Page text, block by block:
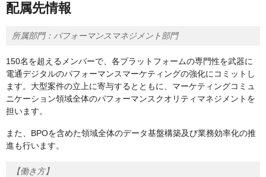
配属先情報
所属部門：パフォーマンスマネジメント部門
150名を超えるメンバーで、各プラットフォームの専門性を武器に
電通デジタルのパフォーマンスマーケティングの強化にコミットし
ます。大型案件の立上に寄与するとともに、マーケティングコミュ
ニケーション領域全体のパフォーマンスクオリティマネジメントを
担います。
また、BPOを含めた領域全体のデータ基盤構築及び業務効率化の推
進も行います。
【働き方】